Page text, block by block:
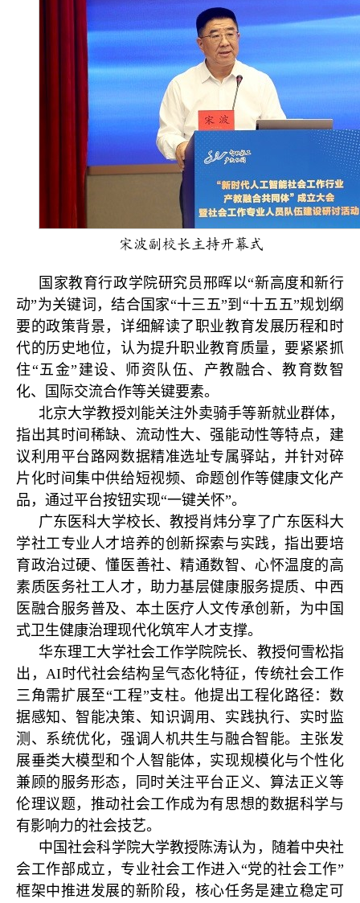
宋波副校长主持开幕式
国家教育行政学院研究员邢晖以“新高度和新行
动”为关键词，结合国家“十三五”到“十五五”规划纲
要的政策背景，详细解读了职业教育发展历程和时
代的历史地位，认为提升职业教育质量，要紧紧抓
住“五金”建设、师资队伍、产教融合、教育数智
化、国际交流合作等关键要素。
北京大学教授刘能关注外卖骑手等新就业群体，
指出其时间稀缺、流动性大、强能动性等特点，建
议利用平台路网数据精准选址专属驿站，并针对碎
片化时间集中供给短视频、命题创作等健康文化产
品，通过平台按钮实现“一键关怀”。
广东医科大学校长、教授肖炜分享了广东医科大
学社工专业人才培养的创新探索与实践，指出要培
育政治过硬、懂医善社、精通数智、心怀温度的高
素质医务社工人才，助力基层健康服务提质、中西
医融合服务普及、本土医疗人文传承创新，为中国
式卫生健康治理现代化筑牢人才支撑。
华东理工大学社会工作学院院长、教授何雪松指
出，AI时代社会结构呈气态化特征，传统社会工作
三角需扩展至“工程”支柱。他提出工程化路径：数
据感知、智能决策、知识调用、实践执行、实时监
测、系统优化，强调人机共生与融合智能。主张发
展垂类大模型和个人智能体，实现规模化与个性化
兼顾的服务形态，同时关注平台正义、算法正义等
伦理议题，推动社会工作成为有思想的数据科学与
有影响力的社会技艺。
中国社会科学院大学教授陈涛认为，随着中央社
会工作部成立，专业社会工作进入“党的社会工作”
框架中推进发展的新阶段，核心任务是建立稳定可